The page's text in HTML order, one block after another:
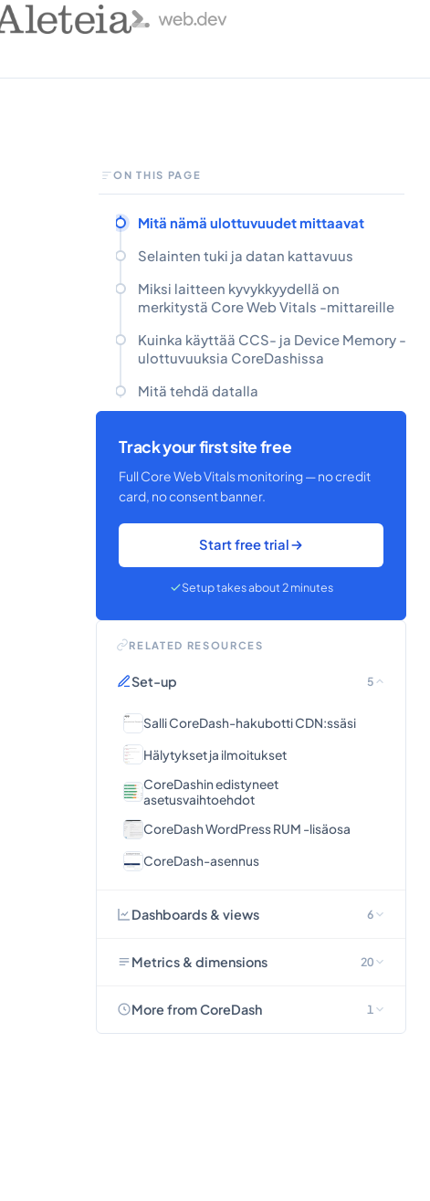
ON THIS PAGE
Mitä nämä ulottuvuudet mittaavat
Selainten tuki ja datan kattavuus
Miksi laitteen kyvykkyydellä on
merkitystä Core Web Vitals -mittareille
Kuinka käyttää CCS- ja Device Memory -
ulottuvuuksia CoreDashissa
Mitä tehdä datalla
Track your first site free
Full Core Web Vitals monitoring — no credit
card, no consent banner.
Start free trial
Setup takes about 2 minutes
RELATED RESOURCES
Set-up 5
Salli CoreDash-hakubotti CDN:ssäsi
Hälytykset ja ilmoitukset
CoreDashin edistyneet
asetusvaihtoehdot
CoreDash WordPress RUM -lisäosa
CoreDash-asennus
Dashboards & views 6
Metrics & dimensions 20
More from CoreDash 1